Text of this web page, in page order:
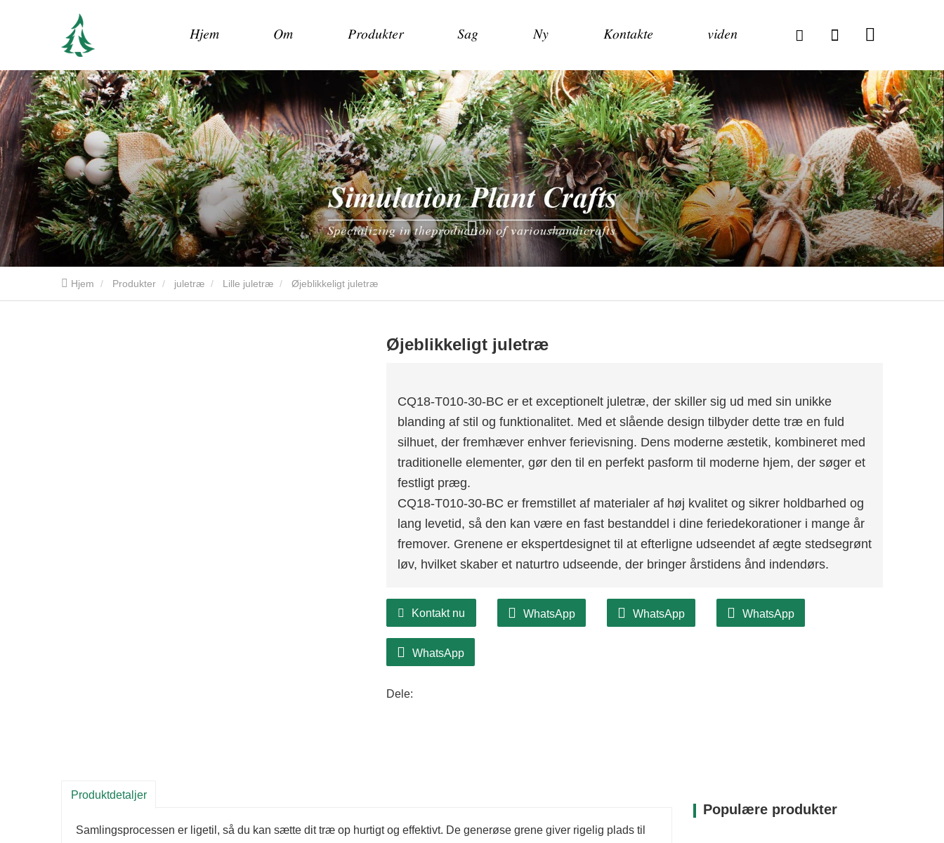
Hjem Om Produkter Sag Ny Kontakte viden
Hjem Produkter juletræ Lille juletræ Øjeblikkeligt juletræ
Øjeblikkeligt juletræ
CQ18-T010-30-BC er et exceptionelt juletræ, der skiller sig ud med sin unikke
blanding af stil og funktionalitet. Med et slående design tilbyder dette træ en fuld
silhuet, der fremhæver enhver ferievisning. Dens moderne æstetik, kombineret med
traditionelle elementer, gør den til en perfekt pasform til moderne hjem, der søger et
festligt præg.
CQ18-T010-30-BC er fremstillet af materialer af høj kvalitet og sikrer holdbarhed og
lang levetid, så den kan være en fast bestanddel i dine feriedekorationer i mange år
fremover. Grenene er ekspertdesignet til at efterligne udseendet af ægte stedsegrønt
løv, hvilket skaber et naturtro udseende, der bringer årstidens ånd indendørs.
Kontakt nu WhatsApp WhatsApp WhatsApp
WhatsApp
Dele:
Produktdetaljer
Samlingsprocessen er ligetil, så du kan sætte dit træ op hurtigt og effektivt. De generøse grene giver rigelig plads til
Populære produkter